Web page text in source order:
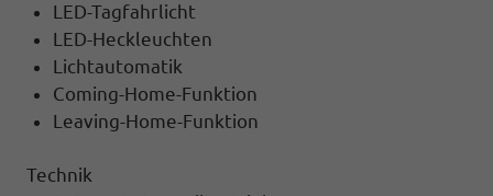
LED-Tagfahrlicht
LED-Heckleuchten
Lichtautomatik
Coming-Home-Funktion
Leaving-Home-Funktion
Technik